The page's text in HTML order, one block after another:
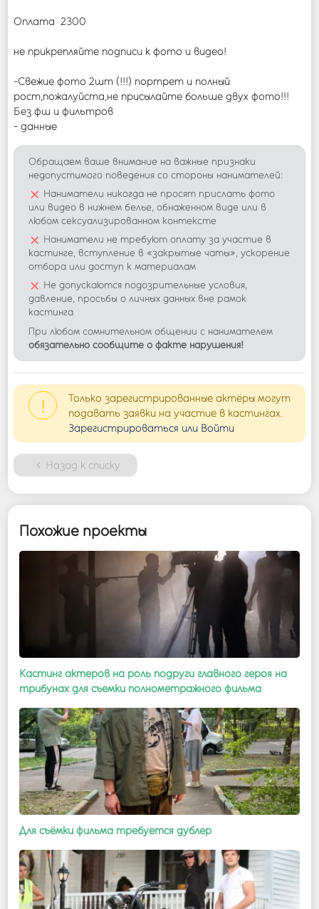
Оплата 2300
не прикрепляйте подписи к фото и видео!
-Свежие фото 2шт (!!!) портрет и полный
рост,пожалуйста,не присылайте больше двух фото!!!
Без фш и фильтров
- данные
Обращаем ваше внимание на важные признаки
недопустимого поведения со стороны нанимателей:
× Наниматели никогда не просят прислать фото
или видео в нижнем белье, обнаженном виде или в
любом сексуализированном контексте
× Наниматели не требуют оплату за участие в
кастинге, вступление в «закрытые чаты», ускорение
отбора или доступ к материалам
× Не допускаются подозрительные условия,
давление, просьбы о личных данных вне рамок
кастинга
При любом сомнительном общении с нанимателем
обязательно сообщите о факте нарушения!
!
Только зарегистрированные актёры могут
подавать заявки на участие в кастингах.
Зарегистрироваться или Войти
Назад к списку
Похожие проекты
Кастинг актеров на роль подруги главного героя на
трибунах для съемки полнометражного фильма
Для съёмки фильма требуется дублер